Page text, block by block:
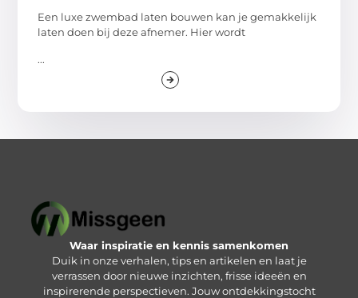
Een luxe zwembad laten bouwen kan je gemakkelijk
laten doen bij deze afnemer. Hier wordt
...
Waar inspiratie en kennis samenkomen
Duik in onze verhalen, tips en artikelen en laat je
verrassen door nieuwe inzichten, frisse ideeën en
inspirerende perspectieven. Jouw ontdekkingstocht